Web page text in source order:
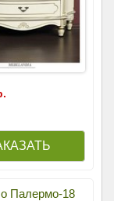
Палермо-18